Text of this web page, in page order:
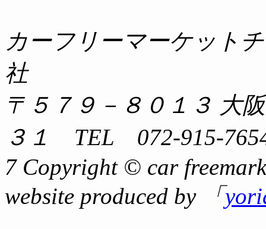
カーフリーマーケット
社
〒５７９－８０１３ 大
３１ TEL 072-915-
7 Copyright © car
website produced by 「